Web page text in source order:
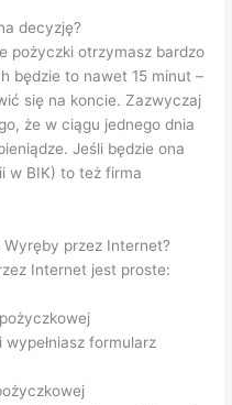
decyzję?
pożyczki otrzymasz bardzo
będzie to nawet 15 minut –
się na koncie. Zazwyczaj
że w ciągu jednego dnia
Jeśli będzie ona
w BIK) to też firma
przez Internet?
Internet jest proste:
formularz